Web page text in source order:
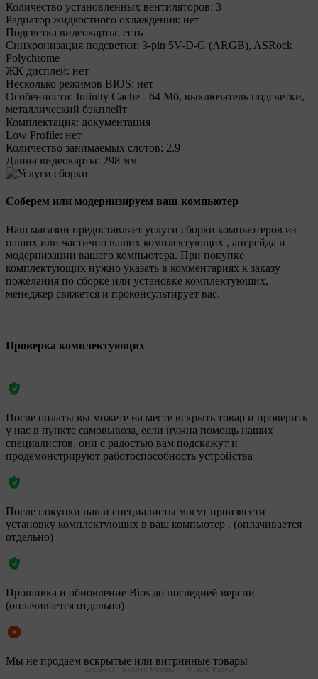
Количество установленных вентиляторов: 3
Радиатор жидкостного охлаждения: нет
Подсветка видеокарты: есть
Синхронизация подсветки: 3-pin 5V-D-G (ARGB), ASRock
Polychrome
ЖК дисплей: нет
Несколько режимов BIOS: нет
Особенности: Infinity Cache - 64 Мб, выключатель подсветки,
металлический бэкплейт
Комплектация: документация
Low Profile: нет
Количество занимаемых слотов: 2.9
Длина видеокарты: 298 мм
Соберем или модернизируем ваш компьютер
Наш магазин предоставляет услуги сборки компьютеров из
наших или частично ваших комплектующих , апгрейда и
модернизации вашего компьютера. При покупке
комплектующих нужно указать в комментариях к заказу
пожелания по сборке или установке комплектующих,
менеджер свяжется и проконсультирует вас.
Проверка комплектующих
После оплаты вы можете на месте вскрыть товар и проверить
у нас в пункте самовывоза, если нужна помощь наших
специалистов, они с радостью вам подскажут и
продемонстрируют работоспособность устройства
После покупки наши специалисты могут произвести
установку комплектующих в ваш компьютер . (оплачивается
отдельно)
Прошивка и обновление Bios до последней версии
(оплачивается отдельно)
Мы не продаем вскрытые или витринные товары
Legionpc на карте Москвы — Яндекс Карты